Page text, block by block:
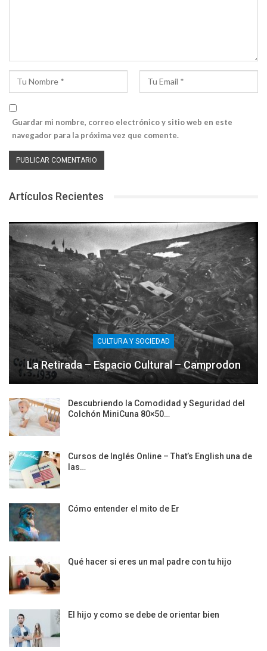
Guardar mi nombre, correo electrónico y sitio web en este
navegador para la próxima vez que comente.
Artículos Recientes
CULTURA Y SOCIEDAD
La Retirada – Espacio Cultural – Camprodon
Descubriendo la Comodidad y Seguridad del
Colchón MiniCuna 80×50…
Cursos de Inglés Online – That’s English una de
las…
Cómo entender el mito de Er
Qué hacer si eres un mal padre con tu hijo
El hijo y como se debe de orientar bien